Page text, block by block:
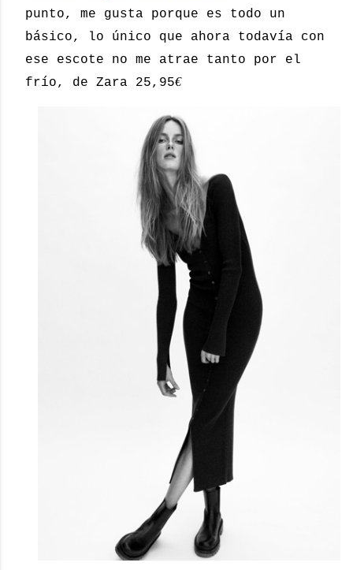
punto, me gusta porque es todo un
básico, lo único que ahora todavía con
ese escote no me atrae tanto por el
frío, de Zara 25,95€